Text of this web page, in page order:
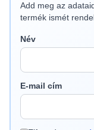
Add meg az
termék ismét
Név
E-mail cím